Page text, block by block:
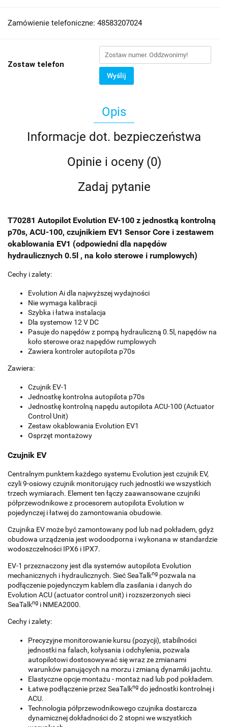
Zamówienie telefoniczne: 48583207024
Zostaw telefon
Wyślij
Opis
Informacje dot. bezpieczeństwa
Opinie i oceny (0)
Zadaj pytanie
T70281 Autopilot Evolution EV-100 z jednostką kontrolną
p70s, ACU-100, czujnikiem EV1 Sensor Core i zestawem
okablowania EV1 (odpowiedni dla napędów
hydraulicznych 0.5l , na koło sterowe i rumplowych)
Cechy i zalety:
Evolution Ai dla najwyższej wydajności
Nie wymaga kalibracji
Szybka i łatwa instalacja
Dla systemow 12 V DC
Pasuje do napędów z pompą hydrauliczną 0.5l, napędów na
koło sterowe oraz napędów rumplowych
Zawiera kontroler autopilota p70s
Zawiera:
Czujnik EV-1
Jednostkę kontrolna autopilota p70s
Jednostkę kontrolną napędu autopilota ACU-100 (Actuator
Control Unit)
Zestaw okablowania Evolution EV1
Osprzęt montażowy
Czujnik EV
Centralnym punktem każdego systemu Evolution jest czujnik EV,
czyli 9-osiowy czujnik monitorujący ruch jednostki we wszystkich
trzech wymiarach. Element ten łączy zaawansowane czujniki
półprzewodnikowe z procesorem autopilota Evolution w
pojedynczej i łatwej do zamontowania obudowie.
Czujnika EV może być zamontowany pod lub nad pokładem, gdyż
obudowa urządzenia jest wodoodporna i wykonana w standardzie
wodoszczelności IPX6 i IPX7.
EV-1 przeznaczony jest dla systemów autopilota Evolution
mechanicznych i hydraulicznych. Sieć SeaTalkng pozwala na
podłączenie pojedynczym kablem dla zasilania i danych do
Evolution ACU (actuator control unit) i rozszerzonych sieci
SeaTalkng i NMEA2000.
Cechy i zalety:
Precyzyjne monitorowanie kursu (pozycji), stabilności
jednostki na falach, kołysania i odchylenia, pozwala
autopilotowi dostosowywać się wraz ze zmianami
warunków panujących na morzu i zmianą dynamiki jachtu.
Elastyczne opcje montażu - montaż nad lub pod pokładem.
Łatwe podłączenie przez SeaTalkng do jednostki kontrolnej i
ACU.
Technologia półprzewodnikowego czujnika dostarcza
dynamicznej dokładności do 2 stopni we wszystkich